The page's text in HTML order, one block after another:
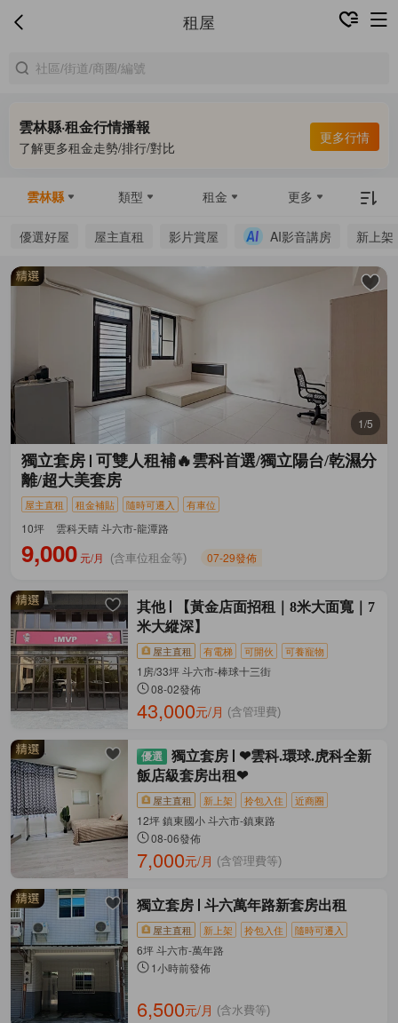
租屋
雲林縣·租金行情播報
了解更多租金走勢/排行/對比
更多行情
雲林縣 類型 租金 更多
優選好屋 屋主直租 影片賞屋 AI影音講房 新上架
1/5
獨立套房 可雙人租補🔥雲科首選/獨立陽台/乾濕分
離/超大美套房
屋主直租 租金補貼 隨時可遷入 有車位
10坪 雲科天晴 斗六市-龍潭路
9,000 元/月 (含車位租金等) 07-29發佈
其他
【黃金店面招租｜8米大面寬｜7
米大縱深】
屋主直租 有電梯 可開伙 可養寵物
1房/33坪 斗六市-棒球十三街
08-02發佈
43,000元/月 (含管理費)
獨立套房
❤雲科.環球.虎科全新
飯店級套房出租❤
屋主直租 新上架 拎包入住 近商圈
12坪 鎮東國小 斗六市-鎮東路
08-06發佈
7,000元/月 (含管理費等)
獨立套房 斗六萬年路新套房出租
屋主直租 新上架 拎包入住 隨時可遷入
6坪 斗六市-萬年路
1小時前發佈
6,500元/月 (含水費等)